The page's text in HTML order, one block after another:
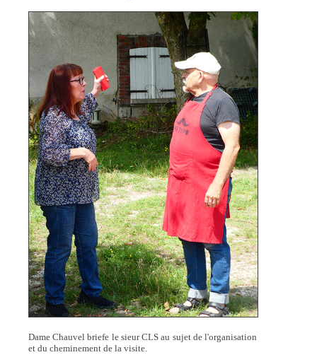
Dame Chauvel briefe le sieur CLS au sujet de l'organisation
et du cheminement de la visite.